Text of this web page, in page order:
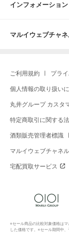
インフォメーション
マルイウェブチャ
ご利用規約 プラ
個人情報の取り扱い
丸井グループ カスタ
特定商取引に関する
酒類販売管理者標識
マルイウェブチャネ
宅配買取サービス
※セール商品の比較対象価格は
した価格です。※セール期間中